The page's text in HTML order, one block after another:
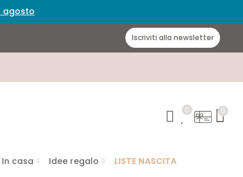
agosto
Iscriviti alla newsletter
0 0
In casa Idee regalo LISTE NASCITA